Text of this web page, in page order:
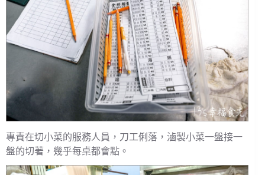
專責在切小菜的服務人員，刀工俐落，滷製小菜一盤接一
盤的切著，幾乎每桌都會點。